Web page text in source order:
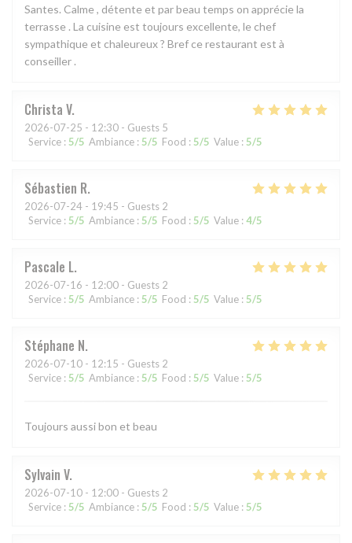
Santes. Calme , détente et par beau temps on apprécie la
terrasse . La cuisine est toujours excellente, le chef
sympathique et chaleureux ? Bref ce restaurant est à
conseiller .
Christa V
2026-07-25 - 12:30 - Guests 5
Service : 5/5 Ambiance : 5/5 Food : 5/5 Value : 5/5
Sébastien R
2026-07-24 - 19:45 - Guests 2
Service : 5/5 Ambiance : 5/5 Food : 5/5 Value : 4/5
Pascale L
2026-07-16 - 12:00 - Guests 2
Service : 5/5 Ambiance : 5/5 Food : 5/5 Value : 5/5
Stéphane N
2026-07-10 - 12:15 - Guests 2
Service : 5/5 Ambiance : 5/5 Food : 5/5 Value : 5/5
Toujours aussi bon et beau
Sylvain V
2026-07-10 - 12:00 - Guests 2
Service : 5/5 Ambiance : 5/5 Food : 5/5 Value : 5/5